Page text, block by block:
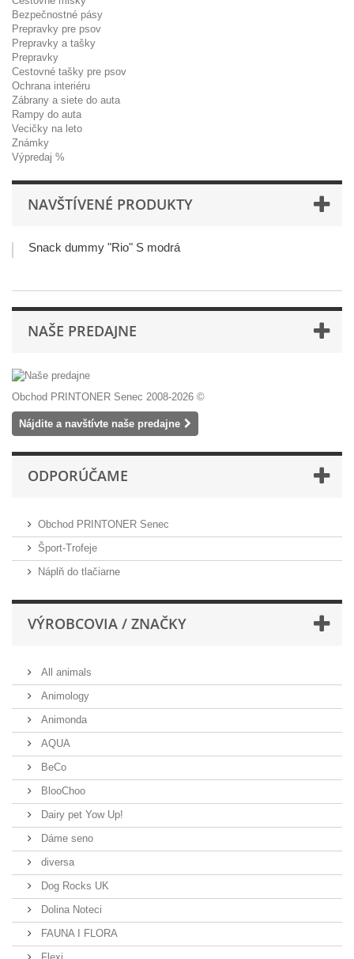
Bezpečnostné pásy
Prepravky pre psov
Prepravky a tašky
Prepravky
Cestovné tašky pre psov
Ochrana interiéru
Zábrany a siete do auta
Rampy do auta
Vecičky na leto
Známky
Výpredaj %
NAVŠTÍVENÉ PRODUKTY
Snack dummy "Rio" S modrá
NAŠE PREDAJNE
Obchod PRINTONER Senec 2008-2026 ©
Nájdite a navštívte naše predajne
ODPORÚČAME
Obchod PRINTONER Senec
Šport-Trofeje
Náplň do tlačiarne
VÝROBCOVIA / ZNAČKY
All animals
Animology
Animonda
AQUA
BeCo
BlooChoo
Dairy pet Yow Up!
Dáme seno
diversa
Dog Rocks UK
Dolina Noteci
FAUNA I FLORA
Flexi